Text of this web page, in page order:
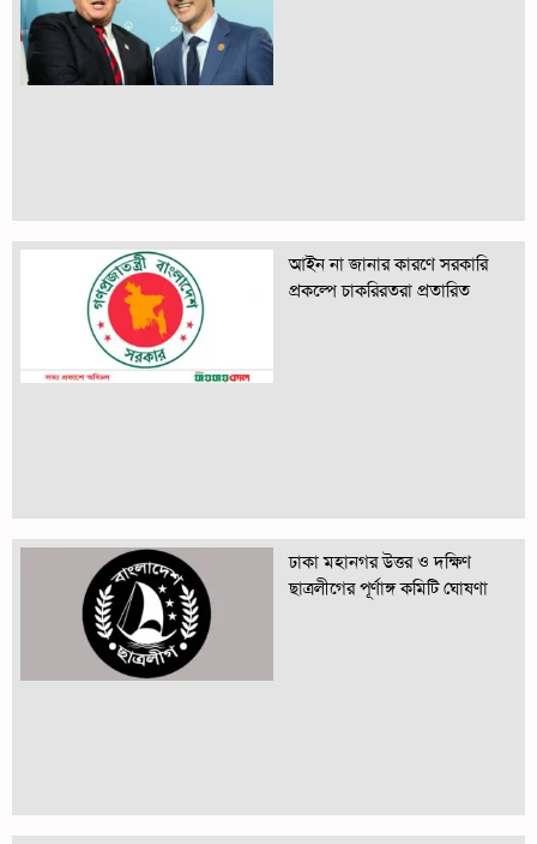
আইন না জানার কারণে সরকারি
প্রকল্পে চাকরিরতরা প্রতারিত
ঢাকা মহানগর উত্তর ও দক্ষিণ
ছাত্রলীগের পূর্ণাঙ্গ কমিটি ঘোষণা